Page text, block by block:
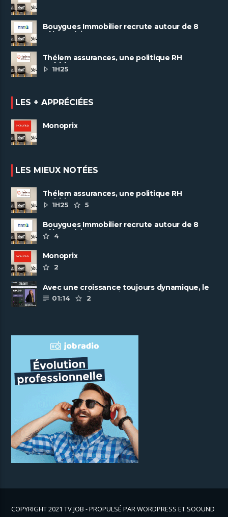
Bouygues Immobilier recrute autour de 8
pôles métiers
Thélem assurances, une politique RH
ambitieuse
1H25
LES + APPRÉCIÉES
Monoprix
LES MIEUX NOTÉES
Thélem assurances, une politique RH
ambitieuse
1H25 5
Bouygues Immobilier recrute autour de 8
pôles métiers
4
Monoprix
2
Avec une croissance toujours dynamique, le
groupe Scalian continue de ......
01:14 2
COPYRIGHT 2021 TV JOB - PROPULSÉ PAR WORDPRESS ET SOOUND